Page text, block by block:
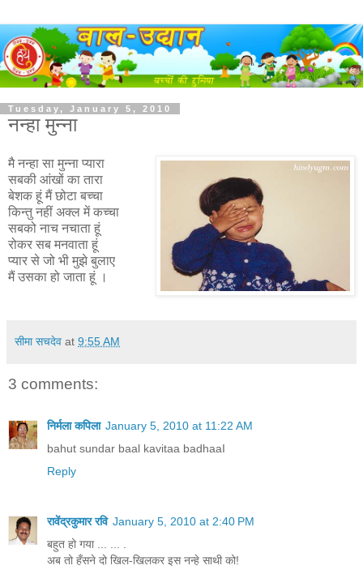
Tuesday, January 5, 2010
नन्हा मुन्ना
मै नन्हा सा मुन्ना प्यारा
सबकी आंखों का तारा
बेशक हूं मैं छोटा बच्चा
किन्तु नहीं अक्ल में कच्चा
सबको नाच नचाता हूं
रोकर सब मनवाता हूं
प्यार से जो भी मुझे बुलाए
मैं उसका हो जाता हूं ।
सीमा सचदेव at 9:55 AM
3 comments:
निर्मला कपिला January 5, 2010 at 11:22 AM
bahut sundar baal kavitaa badhaaI
Reply
रावेंद्रकुमार रवि January 5, 2010 at 2:40 PM
बहुत हो गया ... ... .
अब तो हँसने दो खिल-खिलकर इस नन्हे साथी को!